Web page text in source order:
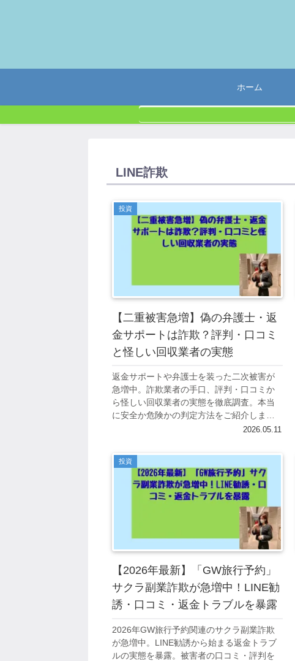
ホーム
LINE詐欺
投資
【二重被害急増】偽の弁護士・返
金サポートは詐欺？評判・口コミ
と怪しい回収業者の実態
返金サポートや弁護士を装った二次被害が
急増中。詐欺業者の手口、評判・口コミか
ら怪しい回収業者の実態を徹底調査。本当
に安全か危険かの判定方法をご紹介しま
2026.05.11
投資
【2026年最新】「GW旅行予約」
サクラ副業詐欺が急増中！LINE勧
誘・口コミ・返金トラブルを暴露
2026年GW旅行予約関連のサクラ副業詐欺
が急増中。LINE勧誘から始まる返金トラブ
ルの実態を暴露。被害者の口コミ・評判を